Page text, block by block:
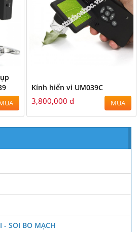
Kính hiển vi UM039C
3,800,000 đ MUA
- SOI BO MẠCH